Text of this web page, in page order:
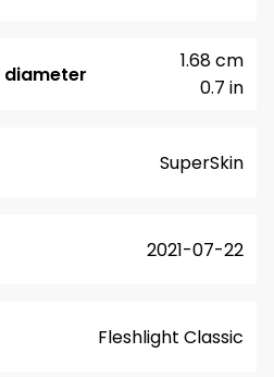
diameter
0.7 in
1.68 cm
SuperSkin
2021-07-22
Fleshlight Classic